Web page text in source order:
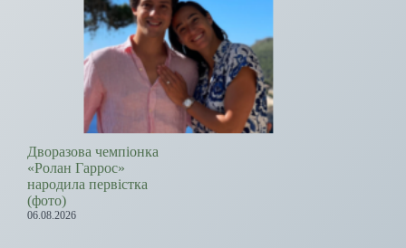
Дворазова чемпіонка
«Ролан Гаррос»
народила первістка
(фото)
06.08.2026